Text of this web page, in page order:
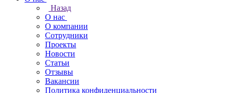
Назад
О нас
О компании
Сотрудники
Проекты
Новости
Статьи
Отзывы
Вакансии
Политика конфиденциальности